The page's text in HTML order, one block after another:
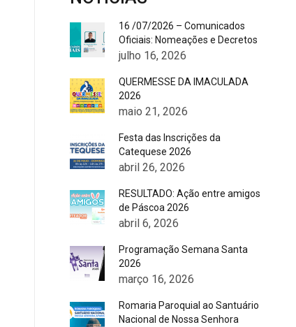
16 /07/2026 – Comunicados
Oficiais: Nomeações e Decretos
julho 16, 2026
QUERMESSE DA IMACULADA
2026
maio 21, 2026
Festa das Inscrições da
Catequese 2026
abril 26, 2026
RESULTADO: Ação entre amigos
de Páscoa 2026
abril 6, 2026
Programação Semana Santa
2026
março 16, 2026
Romaria Paroquial ao Santuário
Nacional de Nossa Senhora